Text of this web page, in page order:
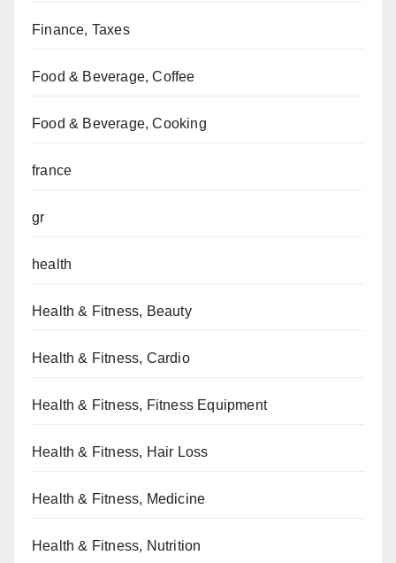
Finance, Taxes
Food & Beverage, Coffee
Food & Beverage, Cooking
france
gr
health
Health & Fitness, Beauty
Health & Fitness, Cardio
Health & Fitness, Fitness Equipment
Health & Fitness, Hair Loss
Health & Fitness, Medicine
Health & Fitness, Nutrition